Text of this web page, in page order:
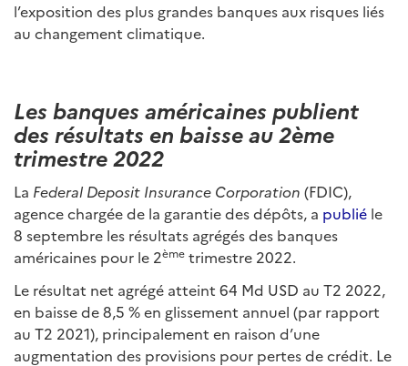
l’exposition des plus grandes banques aux risques liés
au changement climatique.
Les banques américaines publient
des résultats en baisse au 2ème
trimestre 2022
La Federal Deposit Insurance Corporation (FDIC),
agence chargée de la garantie des dépôts, a publié le
8 septembre les résultats agrégés des banques
américaines pour le 2ème trimestre 2022.
Le résultat net agrégé atteint 64 Md USD au T2 2022,
en baisse de 8,5 % en glissement annuel (par rapport
au T2 2021), principalement en raison d’une
augmentation des provisions pour pertes de crédit. Le